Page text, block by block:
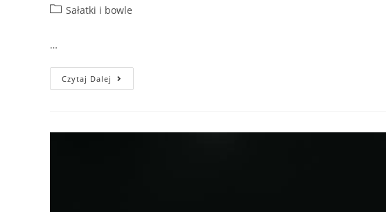
Sałatki i bowle
…
Czytaj Dalej